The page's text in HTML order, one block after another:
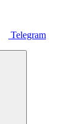
Telegram